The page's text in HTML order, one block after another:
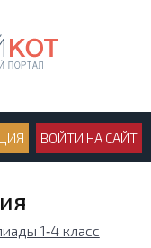
ВОЙТИ НА САЙТ
1‑4 класс